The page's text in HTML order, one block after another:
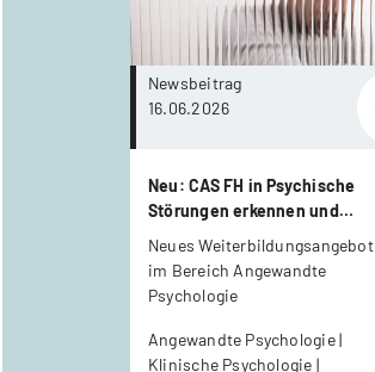
Newsbeitrag
16.06.2026
Neu: CAS FH in Psychische
Störungen erkennen und
verstehen
Neues Weiterbildungsangebot
im Bereich Angewandte
Psychologie
Angewandte Psychologie |
Klinische Psychologie |